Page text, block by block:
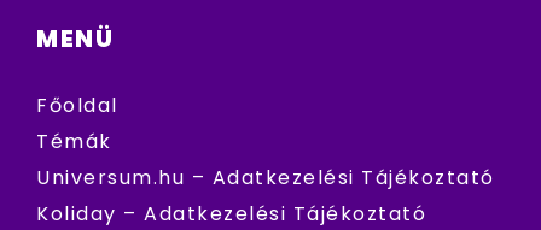
MENÜ
Főoldal
Témák
Universum.hu – Adatkezelési Tájékoztató
Koliday – Adatkezelési Tájékoztató